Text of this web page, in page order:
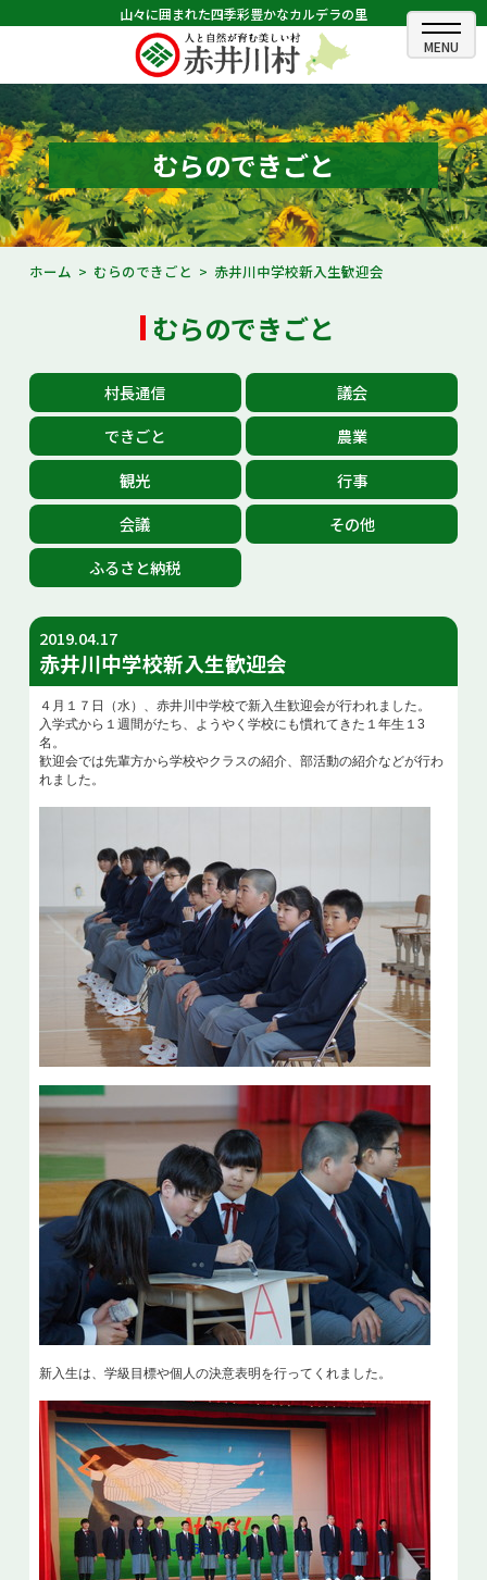
山々に囲まれた四季彩豊かなカルデラの里
ホーム
むらのできごと
むらのプロフィール
くらしの情報
観光・イベント情報
あかいがわ広報
お問い合せ
Select Language
むらのできごと
ホーム むらのできごと 赤井川中学校新入生歓迎会
むらのできごと
村長通信
議会
できごと
農業
観光
行事
会議
その他
ふるさと納税
2019.04.17
赤井川中学校新入生歓迎会
４月１７日（水）、赤井川中学校で新入生歓迎会が行われました。
入学式から１週間がたち、ようやく学校にも慣れてきた１年生１3
名。
歓迎会では先輩方から学校やクラスの紹介、部活動の紹介などが行わ
れました。
新入生は、学級目標や個人の決意表明を行ってくれました。